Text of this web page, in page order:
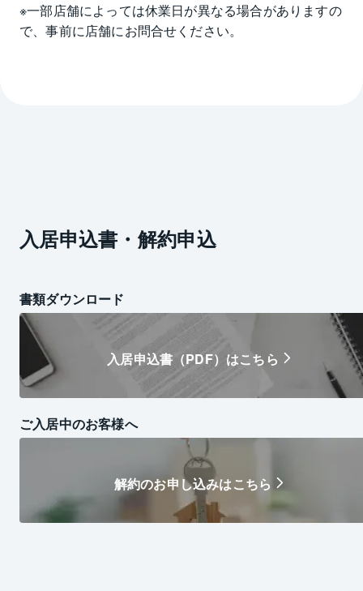
※一部店舗によっては休業日が異なる場合がありますの
で、事前に店舗にお問合せください。
入居申込書・解約申込
書類ダウンロード
入居申込書（PDF）はこちら
ご入居中のお客様へ
解約のお申し込みはこちら